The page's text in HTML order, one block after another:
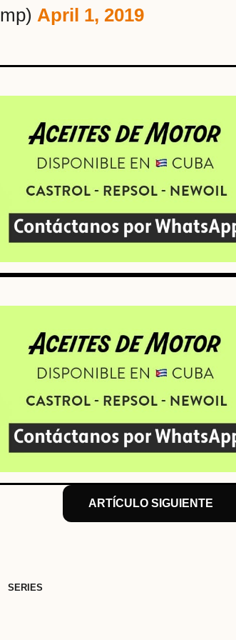
April 1, 2019
ARTÍCULO SIGUIENTE
SERIES